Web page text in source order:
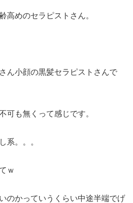
高めのセラピストさん。
ん小顔の黒髪セラピストさんで
可も無くって感じです。
系。。。
ｗ
のかっていうくらい中途半端でげ